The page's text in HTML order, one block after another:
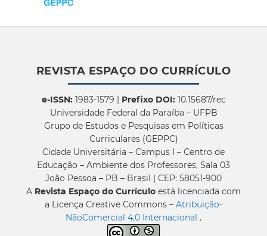
REVISTA ESPAÇO DO CURRÍCULO
e-ISSN:1983-1579 | Prefixo DOI:10.15687/rec
Universidade Federal da Paraíba – UFPB
Grupo de Estudos e Pesquisas em Políticas
Curriculares (GEPPC)
Cidade Universitária – Campus I – Centro de
Educação – Ambiente dos Professores, Sala 03
João Pessoa – PB – Brasil | CEP: 58051-900
A Revista Espaço do Currículo está licenciada com
a Licença Creative Commons – Atribuição-
NãoComercial 4.0 Internacional .